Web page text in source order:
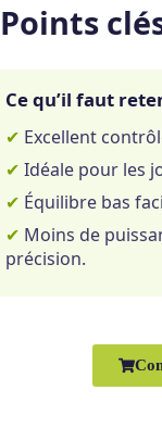
Points
Ce qu’il faut
✔ Excellent
✔ Idéale pour les
✔ Équilibre bas
✔ Moins de
précision.